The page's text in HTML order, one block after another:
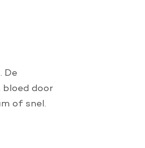
De
door
of snel.